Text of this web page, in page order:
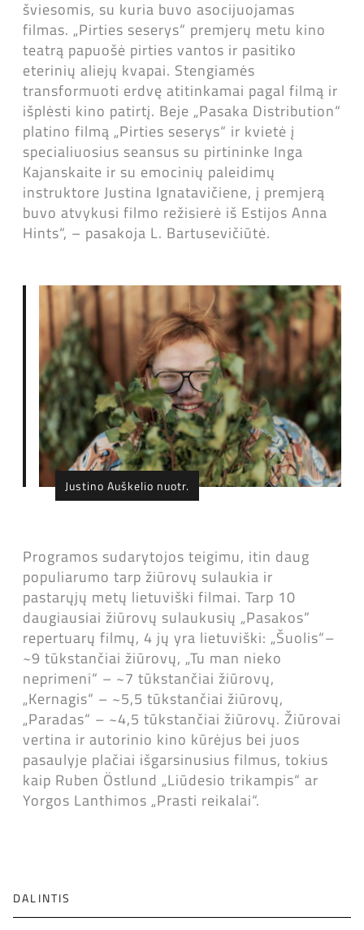
šviesomis, su kuria buvo asocijuojamas
filmas. „Pirties seserys“ premjerų metu kino
teatrą papuošė pirties vantos ir pasitiko
eterinių aliejų kvapai. Stengiamės
transformuoti erdvę atitinkamai pagal filmą ir
išplėsti kino patirtį. Beje „Pasaka Distribution“
platino filmą „Pirties seserys“ ir kvietė į
specialiuosius seansus su pirtininke Inga
Kajanskaite ir su emocinių paleidimų
instruktore Justina Ignatavičiene, į premjerą
buvo atvykusi filmo režisierė iš Estijos Anna
Hints“, – pasakoja L. Bartusevičiūtė.
Justino Auškelio nuotr.
Programos sudarytojos teigimu, itin daug
populiarumo tarp žiūrovų sulaukia ir
pastarųjų metų lietuviški filmai. Tarp 10
daugiausiai žiūrovų sulaukusių „Pasakos“
repertuarų filmų, 4 jų yra lietuviški: „Šuolis“–
~9 tūkstančiai žiūrovų, „Tu man nieko
neprimeni“ – ~7 tūkstančiai žiūrovų,
„Kernagis“ – ~5,5 tūkstančiai žiūrovų,
„Paradas“ – ~4,5 tūkstančiai žiūrovų. Žiūrovai
vertina ir autorinio kino kūrėjus bei juos
pasaulyje plačiai išgarsinusius filmus, tokius
kaip Ruben Östlund „Liūdesio trikampis“ ar
Yorgos Lanthimos „Prasti reikalai“.
DALINTIS